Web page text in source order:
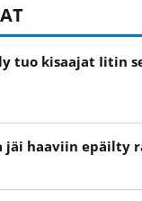
tuo kisaajat Iitin
jäi haaviin epäilty